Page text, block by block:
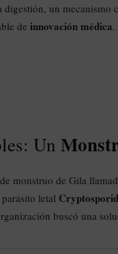
un mecanismo
de innovación médica.
Un
monstruo de Gila
letal
buscó una